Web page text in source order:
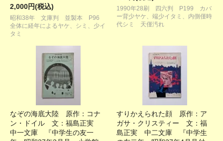
2,000円(税込)
昭和38年 文庫判 並製本 P96
全体に経年によるヤケ、シミ、少イ
タミ
1990年28刷 四六判 P199 カバ
ー背少ヤケ、端少イタミ、内側僅時
代シミ 天僅汚れ
なぞの海底大陸 原作：コナ
ン・ドイル 文：福島正実
中一文庫 『中学生の友一
すりかえられた顔 原作：ア
ガサ・クリスティー 文：福
島正実 中二文庫 『中学生